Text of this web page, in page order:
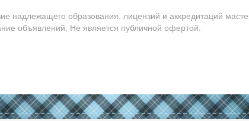
надлежащего образования, лицензий и аккредитаций
объявлений. Не является публичной офертой.